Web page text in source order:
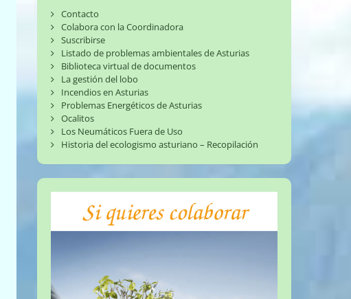
Contacto
Colabora con la Coordinadora
Suscribirse
Listado de problemas ambientales de Asturias
Biblioteca virtual de documentos
La gestión del lobo
Incendios en Asturias
Problemas Energéticos de Asturias
Ocalitos
Los Neumáticos Fuera de Uso
Historia del ecologismo asturiano – Recopilación